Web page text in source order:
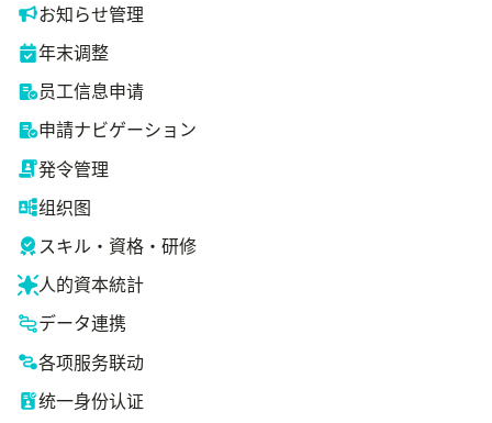
お知らせ管理
年末调整
员工信息申请
申請ナビゲーション
発令管理
组织图
スキル・資格・研修
人的資本統計
データ連携
各项服务联动
统一身份认证